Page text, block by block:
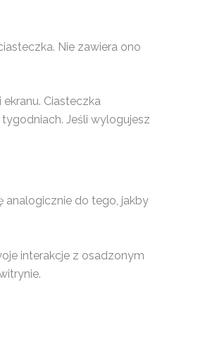
Nie zawiera ono
Ciasteczka
Jeśli wylogujesz
analogicznie do tego, jakby
interakcje z osadzonym